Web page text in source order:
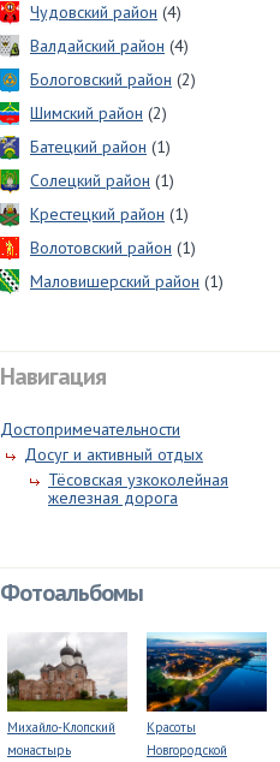
Чудовский район (4)
Валдайский район (4)
Бологовский район (2)
Шимский район (2)
Батецкий район (1)
Солецкий район (1)
Крестецкий район (1)
Волотовский район (1)
Маловишерский район (1)
Навигация
Достопримечательности
Досуг и активный отдых
Тёсовская узкоколейная
железная дорога
Фотоальбомы
Михайло-Клопский
монастырь
Красоты
Новгородской